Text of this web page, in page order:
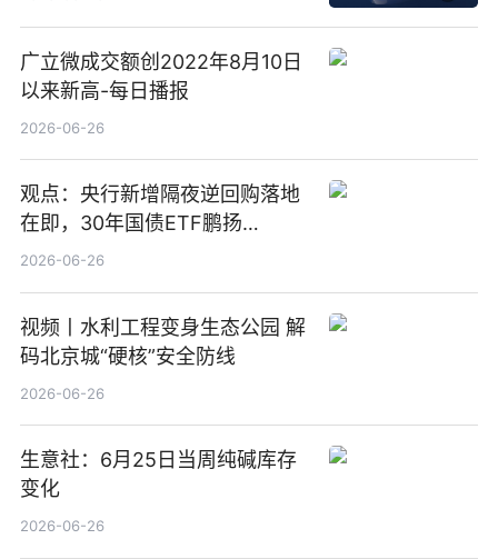
广立微成交额创2022年8月10日
以来新高-每日播报
2026-06-26
观点：央行新增隔夜逆回购落地
在即，30年国债ETF鹏扬
(511090) 盘中小幅上涨
2026-06-26
视频丨水利工程变身生态公园 解
码北京城“硬核”安全防线
2026-06-26
生意社：6月25日当周纯碱库存
变化
2026-06-26